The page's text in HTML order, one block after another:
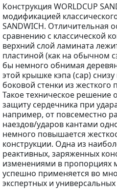
Конструкция WORLDCUP
модификацией
SANDWICH. Отличительная
сравнению с классической
верхний слой ламината
пластиной (как на обычном
бы немного обнимая
этой крышке кэпа (cap)
боковой стенки из жесткого
Такое техническое решение
защиту сердечника при
например, от повсеместно
наездов/ударов кантами
немного повышается
конструкции. Одна из
реактивных, заряженных
изменениями в пропорциях
успешно применяется во
экспертных и